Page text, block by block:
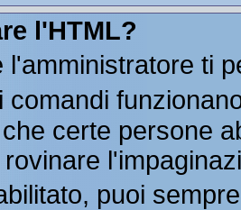
l'HTML?
l'amministratore ti
comandi
certe persone
puoi